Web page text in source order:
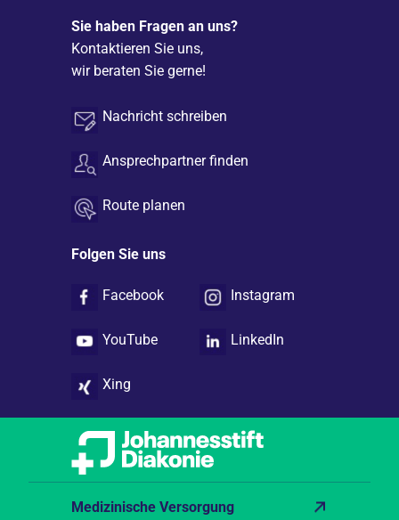
Sie haben Fragen an uns?
Kontaktieren Sie uns,
wir beraten Sie gerne!
Nachricht schreiben
Ansprechpartner finden
Route planen
Folgen Sie uns
Facebook Instagram
YouTube LinkedIn
Xing
Medizinische Versorgung